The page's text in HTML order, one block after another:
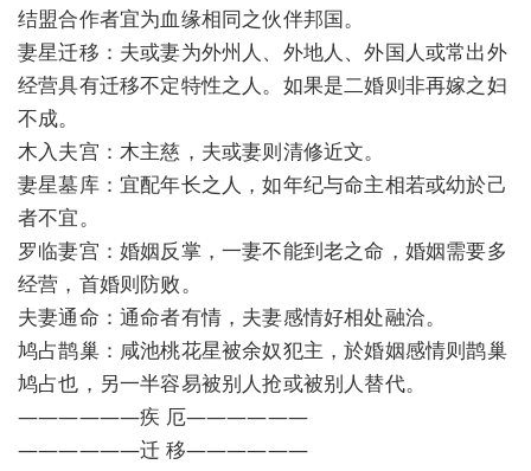
结盟合作者宜为血缘相同之伙伴邦国。
妻星迁移：夫或妻为外州人、外地人、外国人或常出外
经营具有迁移不定特性之人。如果是二婚则非再嫁之妇
不成。
木入夫宫：木主慈，夫或妻则清修近文。
妻星墓库：宜配年长之人，如年纪与命主相若或幼於己
者不宜。
罗临妻宫：婚姻反掌，一妻不能到老之命，婚姻需要多
经营，首婚则防败。
夫妻通命：通命者有情，夫妻感情好相处融洽。
鸠占鹊巢：咸池桃花星被余奴犯主，於婚姻感情则鹊巢
鸠占也，另一半容易被别人抢或被别人替代。
——————疾 厄——————
——————迁 移——————